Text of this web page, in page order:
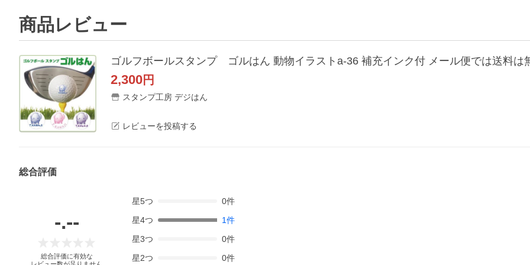
商品レビュー
ゴルフボールスタンプ ゴルはん 動物イラストa-36 補充インク付 メール便では送料は
2,300円
スタンプ工房 デジはん
レビューを投稿する
総合評価
-.--
総合評価に有効な
星5つ 0件
星4つ 1件
星3つ 0件
星2つ 0件